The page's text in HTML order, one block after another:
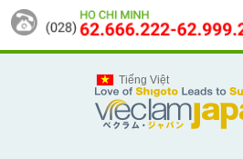
Tiếng Việt